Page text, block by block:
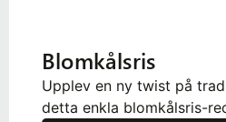
Blomkålsris
Upplev en ny twist på
detta enkla blomkålsris-